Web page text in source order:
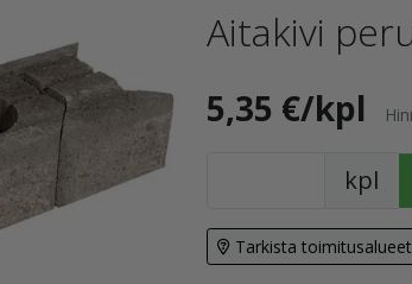
Aitakivi
5,35 €/kpl
kpl
Tarkista toimitusalueet